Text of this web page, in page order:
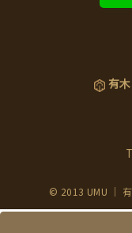
有
© 2013 UMU ｜